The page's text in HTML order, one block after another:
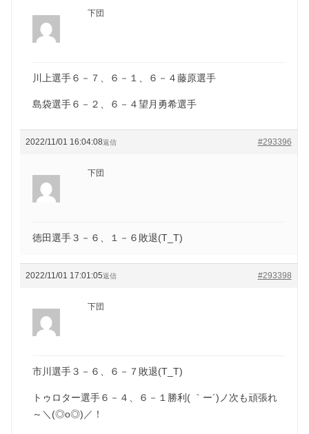
下団
川上選手６－７、６－１、６－４藤原選手
島袋選手６－２、６－４望月勇希選手
2022/11/01 16:04:08 #293396
返信
下団
徳田選手３－６、１－６敗退(T_T)
2022/11/01 17:01:05 #293398
返信
下団
市川選手３－６、６－７敗退(T_T)
トゥロター選手６－４、６－１勝利( ｀ー´)ノ次も頑張れ
～＼(◎o◎)／！